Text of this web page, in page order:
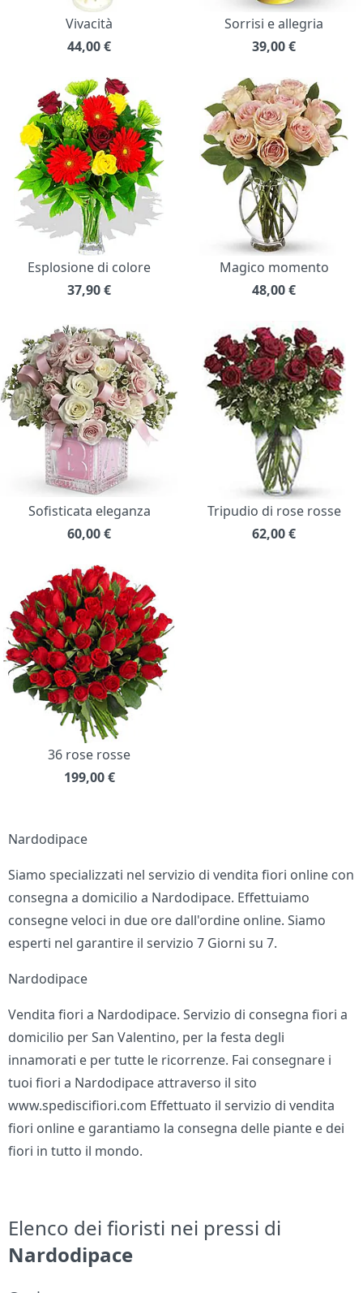
Vivacità
44,00€
Sorrisi e allegria
39,00€
Esplosione di colore
37,90€
Magico momento
48,00€
Sofisticata eleganza
60,00€
Tripudio di rose rosse
62,00€
36 rose rosse
199,00 €
Nardodipace
Siamo specializzati nel servizio di vendita fiori online con
consegna a domicilio a Nardodipace. Effettuiamo
consegne veloci in due ore dall'ordine online. Siamo
esperti nel garantire il servizio 7 Giorni su 7.
Nardodipace
Vendita fiori a Nardodipace. Servizio di consegna fiori a
domicilio per San Valentino, per la festa degli
innamorati e per tutte le ricorrenze. Fai consegnare i
tuoi fiori a Nardodipace attraverso il sito
www.spediscifiori.com Effettuato il servizio di vendita
fiori online e garantiamo la consegna delle piante e dei
fiori in tutto il mondo.
Elenco dei fioristi nei pressi di
Nardodipace